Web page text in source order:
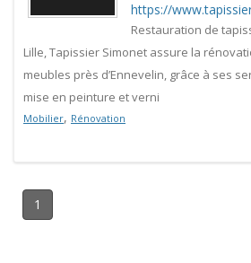
https://
Restauration de
Lille, Tapissier Simonet assure la
meubles près d’Ennevelin, grâce à ses
mise en peinture et verni
Mobilier, Rénovation
1